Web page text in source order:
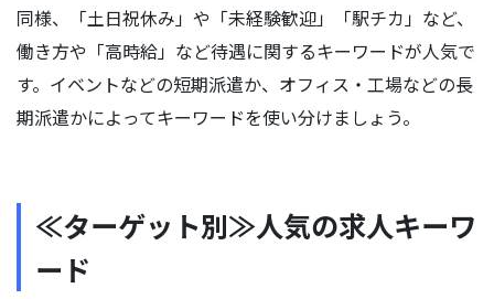
同様、「土日祝休み」や「未経験歓迎」「駅チカ」など、
働き方や「高時給」など待遇に関するキーワードが人気で
す。イベントなどの短期派遣か、オフィス・工場などの長
期派遣かによってキーワードを使い分けましょう。
≪ターゲット別≫人気の求人キーワ
ード